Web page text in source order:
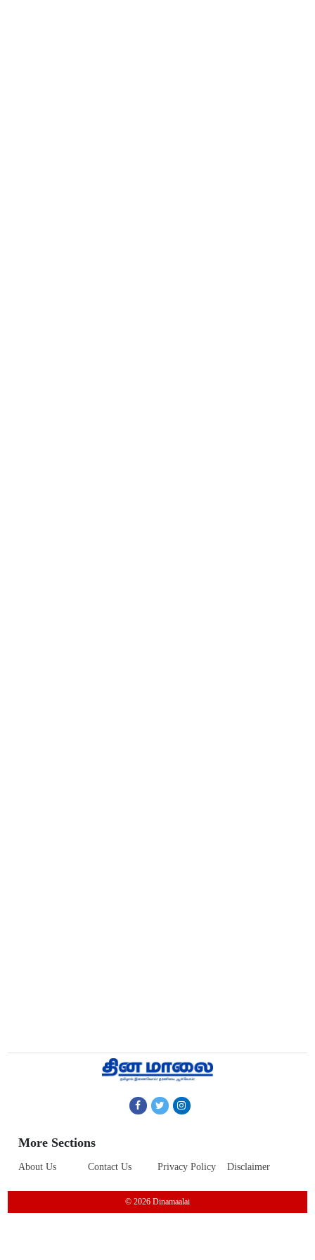
More Sections
About Us Contact Us Privacy Policy Disclaimer
© 2026 Dinamaalai